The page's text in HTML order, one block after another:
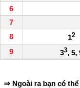
6
7
8
12
9
33, 5,
⇒ Ngoài ra bạn có thể